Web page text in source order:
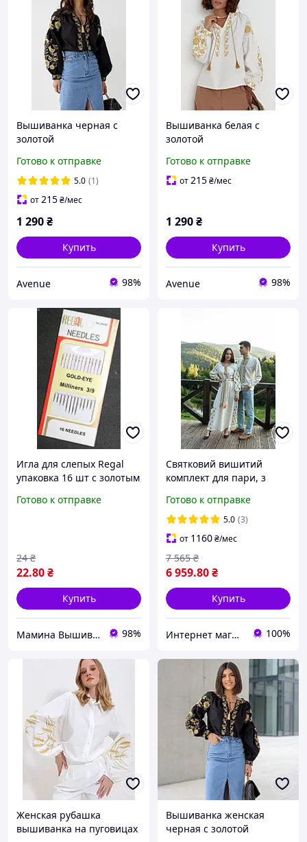
Вышиванка черная с
золотой
С-3ХЛ
Готово к отправке
5.0 (1)
от215₴/мес
1 290₴
Купить
Avenue 98%
Вышиванка белая с
золотой
С-3ХЛ
Готово к отправке
от215₴/мес
1 290₴
Купить
Avenue 98%
Игла для слепых Regal
упаковка 16 шт с золотым
нитками, лентами гладью
Готово к отправке
22.80₴
24 ₴
Купить
Мамина Вышивка 98%
Святковий вишитий
комплект для пари, з
вишивкою.довга вишита
сукня з клинами оливкова
Готово к отправке
5.0 (3)
от 1160₴/мес
6 959.80₴
7 565 ₴
Купить
Интернет магазин "EtnoVyshуvka" 100%
Женская рубашка
вышиванка на пуговицах
Вышиванка женская
черная с золотой